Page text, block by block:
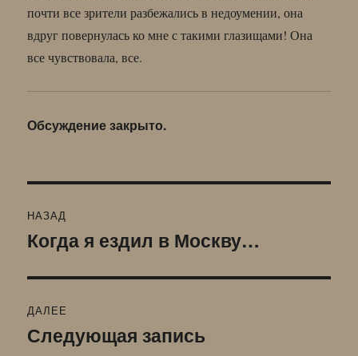
почти все зрители разбежались в недоумении, она
вдруг повернулась ко мне с такими глазищами! Она
все чувствовала, все.
Обсуждение закрыто.
по
НАЗАД
Предыдущая
Когда я ездил в Москву…
ДАЛЕЕ
Следующая
Следующая запись